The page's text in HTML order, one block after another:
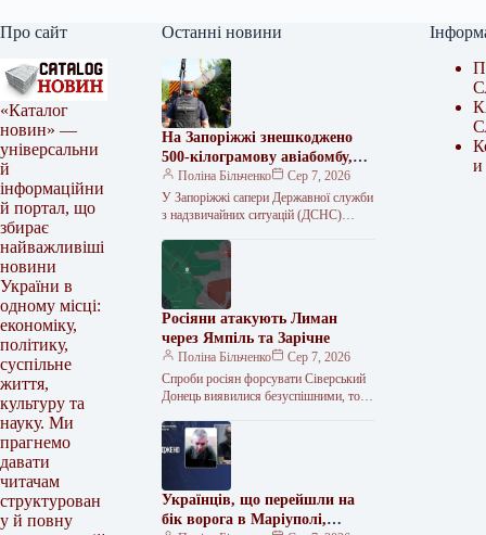
Про сайт
«Каталог
новин» —
універсальни
й
інформаційни
й портал, що
збирає
найважливіші
новини
України в
одному місці:
економіку,
політику,
суспільне
життя,
культуру та
науку. Ми
прагнемо
давати
читачам
структурован
у й повну
Останні новини
На Запоріжжі знешкоджено
500-кілограмову авіабомбу,
що впала на 10-метрову
глибину
Поліна Більченко
Сер 7, 2026
У Запоріжжі сапери Державної служби
з надзвичайних ситуацій (ДСНС)
ФАБ-500 вагою близько 500
кілограмів. Боєприпас не здетонував…
Росіяни атакують Лиман
через Ямпіль та Зарічне
Поліна Більченко
Сер 7, 2026
Спроби росіян форсувати Сіверський
Донець виявилися безуспішними, тож
війська продовжують спроби
прорватися до міста Лиман…
Українців, що перейшли на
бік ворога в Маріуполі,
и